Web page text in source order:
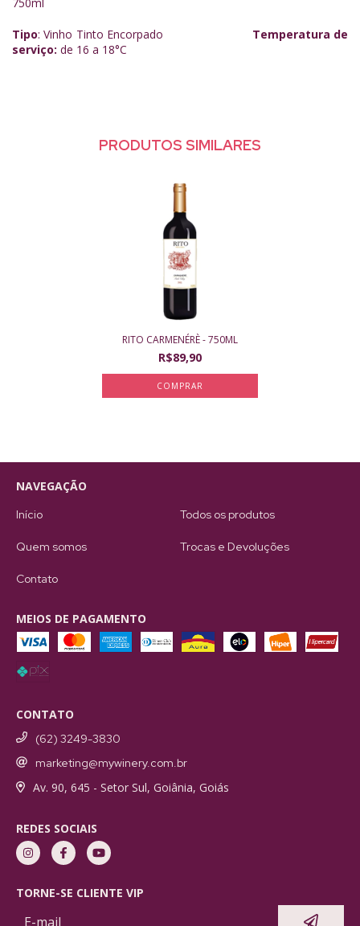
Tipo: Vinho Tinto Encorpado
Temperatura de
serviço: de 16 a 18°C
PRODUTOS SIMILARES
RITO CARMENÉRÈ - 750ML
R$89,90
NAVEGAÇÃO
Início Todos os produtos
Quem somos Trocas e Devoluções
Contato
MEIOS DE PAGAMENTO
CONTATO
(62) 3249-3830
marketing@mywinery.com.br
Av. 90, 645 - Setor Sul, Goiânia, Goiás
REDES SOCIAIS
TORNE-SE CLIENTE VIP